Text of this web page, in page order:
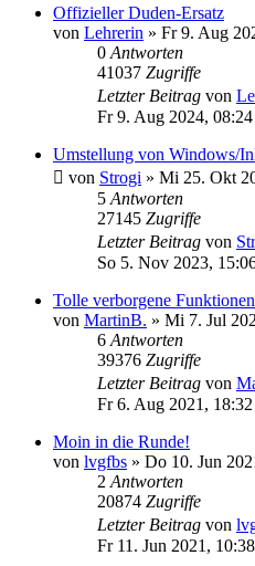
Offizieller Duden-Ersatz
von Lehrerin » Fr 9. Aug
0 Antworten
41037 Zugriffe
Letzter Beitrag von
Fr 9. Aug 2024, 08:24
Umstellung von Windows/
von Strogi » Mi 25. Okt
5 Antworten
27145 Zugriffe
Letzter Beitrag von
So 5. Nov 2023,
Tolle verborgene Funktionen
von MartinB. » Mi 7. Jul
6 Antworten
39376 Zugriffe
Letzter Beitrag von
Fr 6. Aug 2021, 18:32
Moin in die Runde!
von lvgfbs » Do 10. Jun
2 Antworten
20874 Zugriffe
Letzter Beitrag von
Fr 11. Jun 2021, 10:38